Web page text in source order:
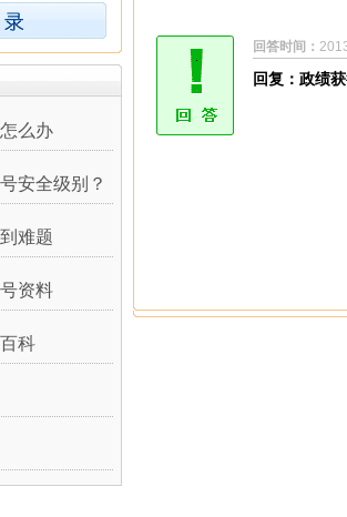
么办
安全级别？
难题
资料
科
回答时间：
回复：政绩